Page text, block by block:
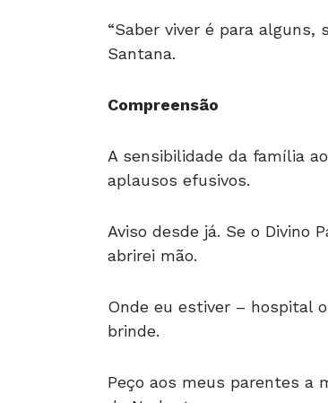
“Saber viver é para alguns,
Santana.
Compreensão
A sensibilidade da família
aplausos efusivos.
Aviso desde já. Se o Divino
abrirei mão.
Onde eu estiver – hospital
brinde.
Peço aos meus parentes a